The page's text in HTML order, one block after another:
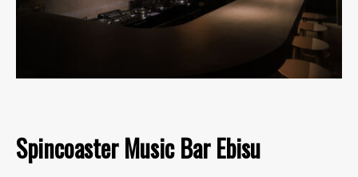
Spincoaster Music Bar Ebisu